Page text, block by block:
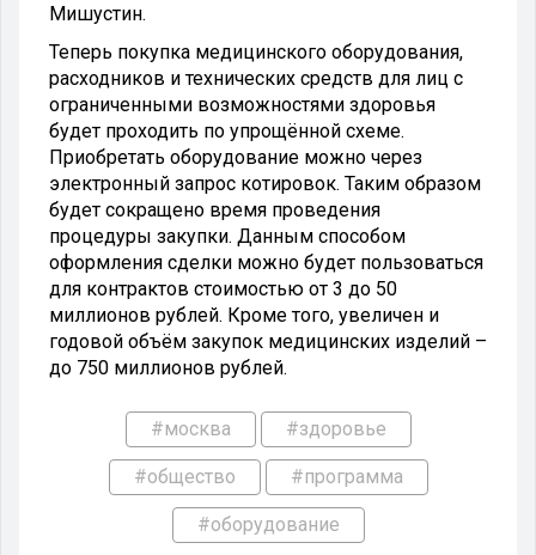
Мишустин.
Теперь покупка медицинского оборудования,
расходников и технических средств для лиц с
ограниченными возможностями здоровья
будет проходить по упрощённой схеме.
Приобретать оборудование можно через
электронный запрос котировок. Таким образом
будет сокращено время проведения
процедуры закупки. Данным способом
оформления сделки можно будет пользоваться
для контрактов стоимостью от 3 до 50
миллионов рублей. Кроме того, увеличен и
годовой объём закупок медицинских изделий –
до 750 миллионов рублей.
#москва #здоровье
#общество #программа
#оборудование